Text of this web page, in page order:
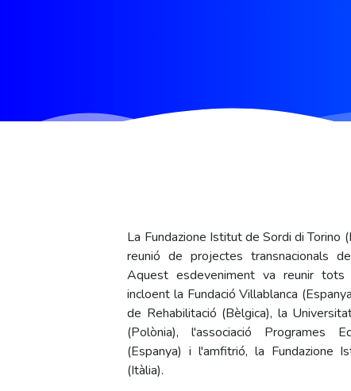
La Fundazione Istitut de Sordi di Torino
reunió de projectes transnacionals
Aquest esdeveniment va reunir
incloent la Fundació Villablanca
de Rehabilitació (Bèlgica), la
(Polònia), l'associació Programes
(Espanya) i l'amfitrió, la Fundazione
(Itàlia).